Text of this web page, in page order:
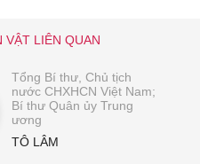
VẬT LIÊN QUAN
Tổng Bí thư, Chủ tịch
nước CHXHCN Việt Nam;
Bí thư Quân ủy Trung
ương
TÔ LÂM